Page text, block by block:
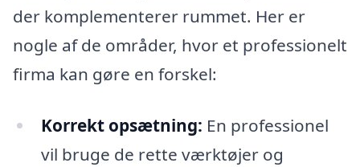
der komplementerer rummet. Her er
nogle af de områder, hvor et professionelt
firma kan gøre en forskel:
Korrekt opsætning: En professionel
vil bruge de rette værktøjer og